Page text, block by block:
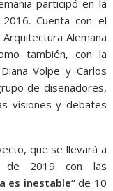
participó en la
Cuenta con el
Alemana
también, con la
Volpe y Carlos
de diseñadores,
visiones y debates
que se llevará a
de 2019 con las
es inestable”de 10